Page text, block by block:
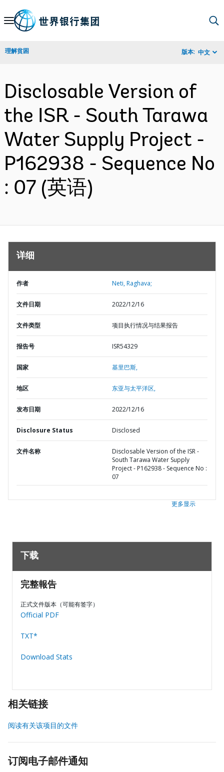
Skip
Navigation
理解贫困 版本: 中文
Disclosable Version of
the ISR - South Tarawa
Water Supply Project -
P162938 - Sequence No
: 07 (英语)
详细
作者 Neti, Raghava;
文件日期 2022/12/16
文件类型 项目执行情况与结果报告
报告号 ISR54329
国家 基里巴斯,
地区 东亚与太平洋区,
发布日期 2022/12/16
Disclosure Status Disclosed
文件名称
Disclosable Version of the ISR -
South Tarawa Water Supply
Project - P162938 - Sequence No :
07
更多显示
下载
完整報告
正式文件版本（可能有签字）
Official PDF
TXT*
Download Stats
相关链接
阅读有关该项目的文件
订阅电子邮件通知